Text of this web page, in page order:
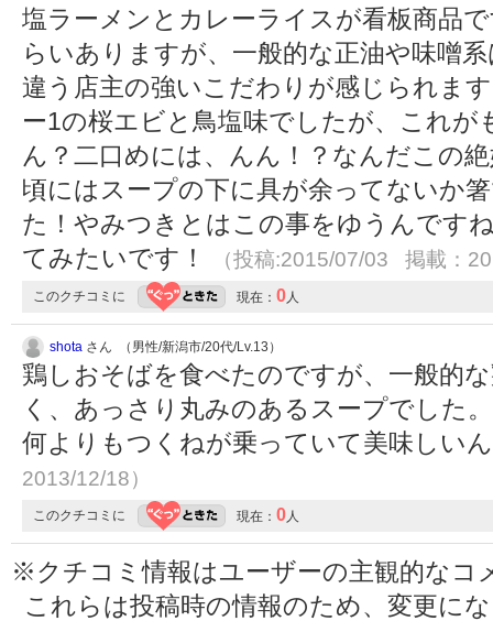
塩ラーメンとカレーライスが看板商品
らいありますが、一般的な正油や味噌
違う店主の強いこだわりが感じられま
ー1の桜エビと鳥塩味でしたが、これが
ん？二口めには、んん！？なんだこの
頃にはスープの下に具が余ってないか
た！やみつきとはこの事をゆうんです
てみたいです！
（投稿:2015/07/03 掲載：
このクチコミに 現在： 0人
shota さん （男性/新潟市/20代/Lv.13）
鶏しおそばを食べたのですが、一般的
く、あっさり丸みのあるスープでした
何よりもつくねが乗っていて美味しい
2013/12/18）
このクチコミに 現在： 0人
※クチコミ情報はユーザーの主観的なコ
これらは投稿時の情報のため、変更に